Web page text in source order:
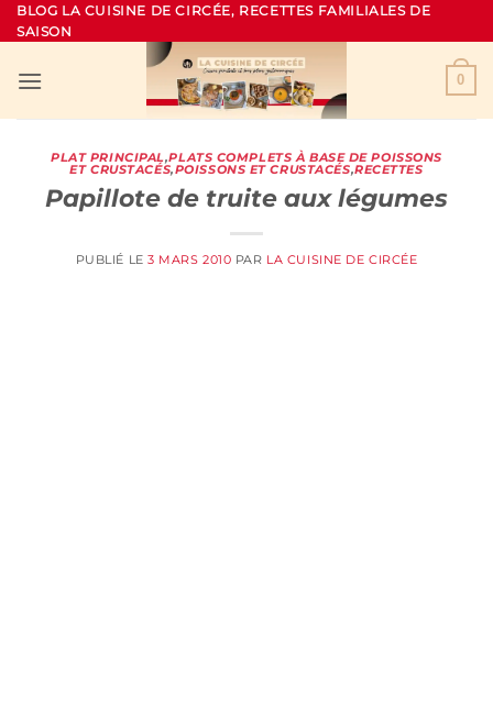
Passer
au
BLOG LA CUISINE DE CIRCÉE, RECETTES FAMILIALES DE
SAISON
0
PLAT PRINCIPAL,PLATS COMPLETS À BASE DE POISSONS
ET CRUSTACÉS,POISSONS ET CRUSTACÉS,RECETTES
Papillote de truite aux légumes
PUBLIÉ LE3 MARS 2010 PAR LA CUISINE DE CIRCÉE